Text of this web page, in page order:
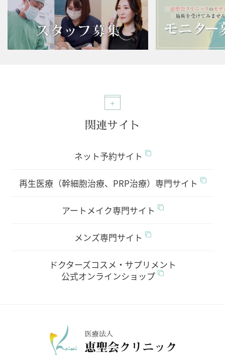
関連サイト
ネット予約サイト
再生医療（幹細胞治療、PRP治療）専門サイト
アートメイク専門サイト
メンズ専門サイト
ドクターズコスメ・サプリメント
公式オンラインショップ
医療法人